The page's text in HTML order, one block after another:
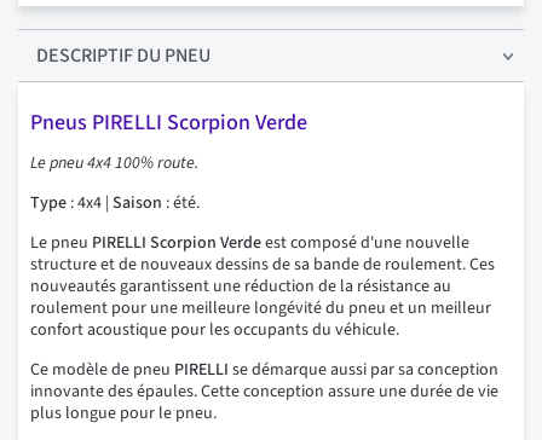
DESCRIPTIFDU PNEU
Pneus PIRELLI Scorpion Verde
Le pneu 4x4 100% route.
Type : 4x4 | Saison : été.
Le pneu PIRELLI Scorpion Verdeest composé d'une nouvelle
structure et de nouveaux dessins de sa bande de roulement. Ces
nouveautés garantissent une réduction de la résistance au
roulement pour une meilleure longévité du pneu et un meilleur
confort acoustique pour les occupants du véhicule.
Ce modèle de pneu PIRELLI se démarque aussi par sa conception
innovante des épaules. Cette conception assure une durée de vie
plus longue pour le pneu.